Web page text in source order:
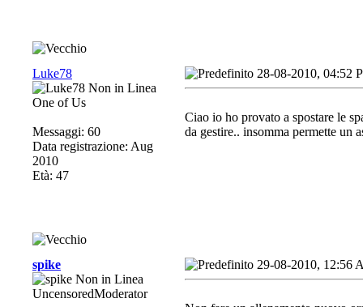
Luke78
One of Us
Messaggi: 60
Data registrazione: Aug
2010
Età: 47
28-08-2010, 04:52
Ciao io ho provato a spostare le
da gestire.. insomma permette un
spike
UncensoredModerator
29-08-2010, 12:56